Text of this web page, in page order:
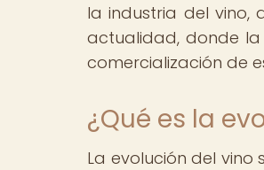
la industria del vino,
actualidad, donde
comercialización de
¿Qué es la
La evolución del